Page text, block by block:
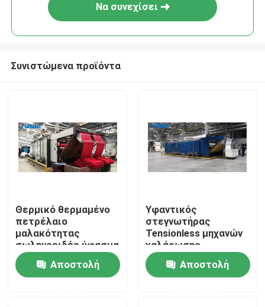
Σπίτι
Σχετικά με εμάς
Να συνεχίσει
Συνιστώμενα προϊόντα
Θερμικό θερμαμένο
πετρέλαιο
μαλακότητας
σωληνοειδές ύφασμα
Tensionless
πολυεστέρα μηχανών
ξηρό που
Αποστολή
Υφαντικός
στεγνωτήρας
Tensionless μηχανών
χαλάρωσης
υφάσματος 170
βαθμού θερμαμένος
αέριο
Αποστολή